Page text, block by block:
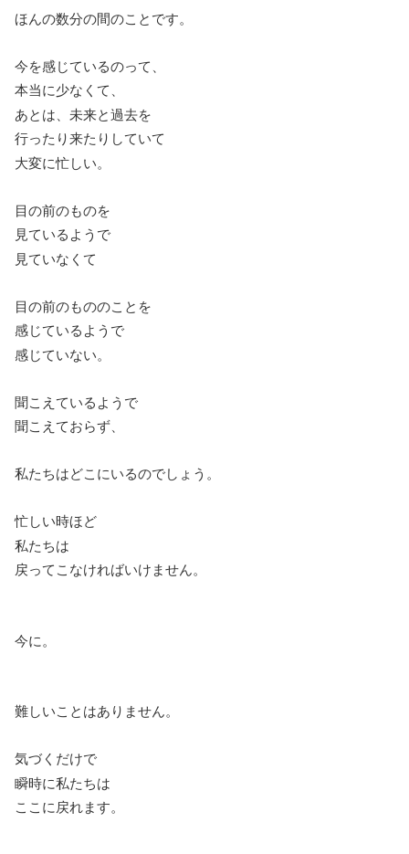
ほんの数分の間のことです。
今を感じているのって、
本当に少なくて、
あとは、未来と過去を
行ったり来たりしていて
大変に忙しい。
目の前のものを
見ているようで
見ていなくて
目の前のもののことを
感じているようで
感じていない。
聞こえているようで
聞こえておらず、
私たちはどこにいるのでしょう。
忙しい時ほど
私たちは
戻ってこなければいけません。
今に。
難しいことはありません。
気づくだけで
瞬時に私たちは
ここに戻れます。